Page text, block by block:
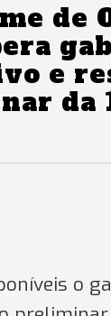
de
e
da
o